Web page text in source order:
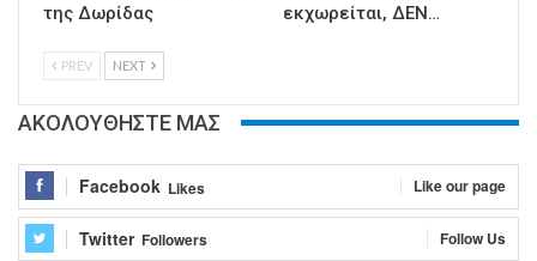
της Δωρίδας
εκχωρείται, ΔΕΝ…
PREV NEXT
ΑΚΟΛΟΥΘΗΣΤΕ ΜΑΣ
Facebook Likes Like our page
Twitter Followers Follow Us